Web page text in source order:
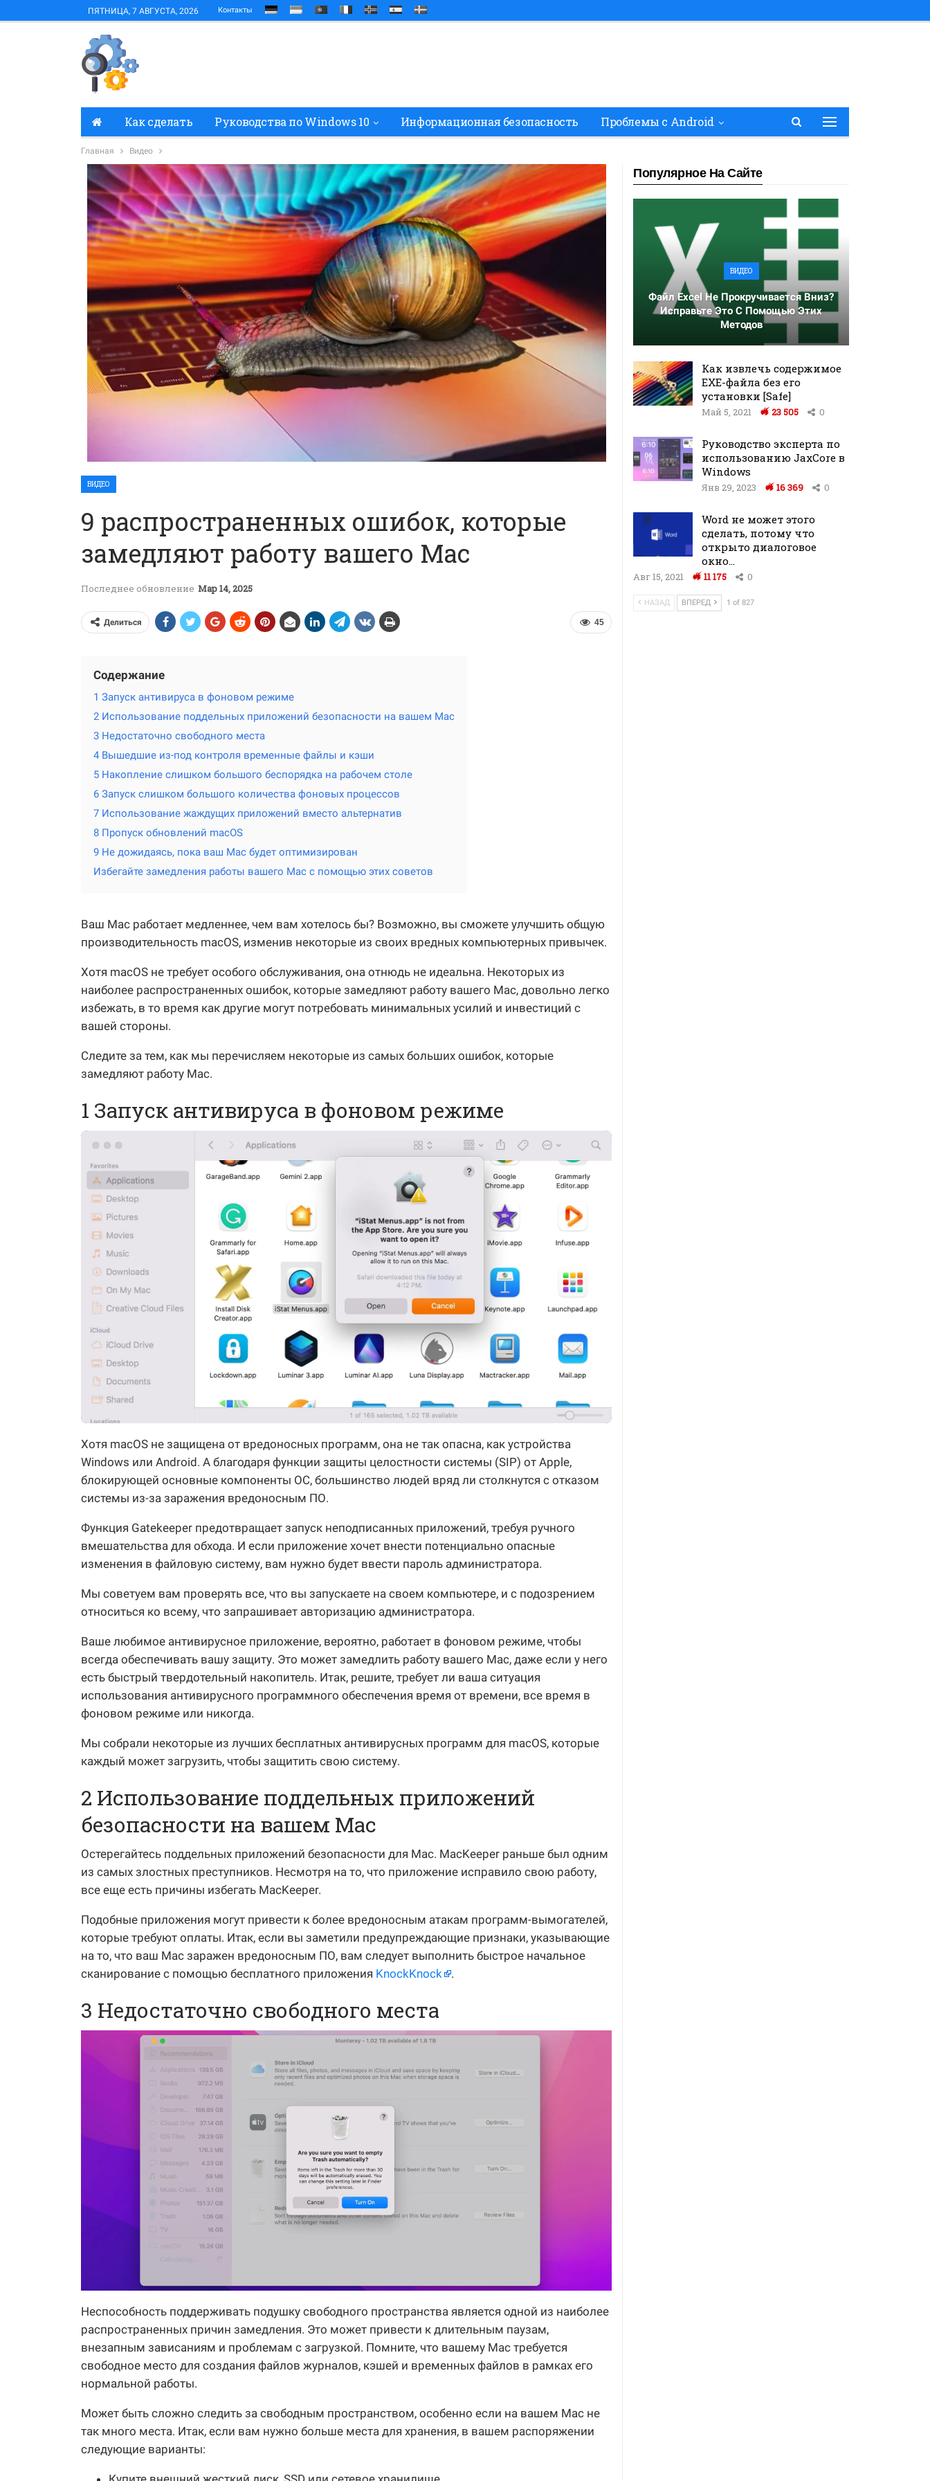
ПЯТНИЦА, 7 АВГУСТА, 2026 Контакты
Как сделать Руководства по Windows 10 Информационная безопасность Проблемы с Android
Главная Видео
ВИДЕО
9 распространенных ошибок, которые
замедляют работу вашего Mac
Последнее обновление Мар 14, 2025
45
Делиться
Содержание
1 Запуск антивируса в фоновом режиме
2 Использование поддельных приложений безопасности на вашем Mac
3 Недостаточно свободного места
4 Вышедшие из-под контроля временные файлы и кэши
5 Накопление слишком большого беспорядка на рабочем столе
6 Запуск слишком большого количества фоновых процессов
7 Использование жаждущих приложений вместо альтернатив
8 Пропуск обновлений macOS
9 Не дожидаясь, пока ваш Mac будет оптимизирован
Избегайте замедления работы вашего Mac с помощью этих советов
Ваш Mac работает медленнее, чем вам хотелось бы? Возможно, вы сможете улучшить общую
производительность macOS, изменив некоторые из своих вредных компьютерных привычек.
Хотя macOS не требует особого обслуживания, она отнюдь не идеальна. Некоторых из
наиболее распространенных ошибок, которые замедляют работу вашего Mac, довольно легко
избежать, в то время как другие могут потребовать минимальных усилий и инвестиций с
вашей стороны.
Следите за тем, как мы перечисляем некоторые из самых больших ошибок, которые
замедляют работу Mac.
1 Запуск антивируса в фоновом режиме
Хотя macOS не защищена от вредоносных программ, она не так опасна, как устройства
Windows или Android. А благодаря функции защиты целостности системы (SIP) от Apple,
блокирующей основные компоненты ОС, большинство людей вряд ли столкнутся с отказом
системы из-за заражения вредоносным ПО.
Функция Gatekeeper предотвращает запуск неподписанных приложений, требуя ручного
вмешательства для обхода. И если приложение хочет внести потенциально опасные
изменения в файловую систему, вам нужно будет ввести пароль администратора.
Мы советуем вам проверять все, что вы запускаете на своем компьютере, и с подозрением
относиться ко всему, что запрашивает авторизацию администратора.
Ваше любимое антивирусное приложение, вероятно, работает в фоновом режиме, чтобы
всегда обеспечивать вашу защиту. Это может замедлить работу вашего Mac, даже если у него
есть быстрый твердотельный накопитель. Итак, решите, требует ли ваша ситуация
использования антивирусного программного обеспечения время от времени, все время в
фоновом режиме или никогда.
Мы собрали некоторые из лучших бесплатных антивирусных программ для macOS, которые
каждый может загрузить, чтобы защитить свою систему.
2 Использование поддельных приложений
безопасности на вашем Mac
Остерегайтесь поддельных приложений безопасности для Mac. MacKeeper раньше был одним
из самых злостных преступников. Несмотря на то, что приложение исправило свою работу,
все еще есть причины избегать MacKeeper.
Подобные приложения могут привести к более вредоносным атакам программ-вымогателей,
которые требуют оплаты. Итак, если вы заметили предупреждающие признаки, указывающие
на то, что ваш Mac заражен вредоносным ПО, вам следует выполнить быстрое начальное
сканирование с помощью бесплатного приложения KnockKnock .
3 Недостаточно свободного места
Неспособность поддерживать подушку свободного пространства является одной из наиболее
распространенных причин замедления. Это может привести к длительным паузам,
внезапным зависаниям и проблемам с загрузкой. Помните, что вашему Mac требуется
свободное место для создания файлов журналов, кэшей и временных файлов в рамках его
нормальной работы.
Может быть сложно следить за свободным пространством, особенно если на вашем Mac не
так много места. Итак, если вам нужно больше места для хранения, в вашем распоряжении
следующие варианты:
Популярное На Сайте
ВИДЕО
Файл Excel Не Прокручивается Вниз?
Исправьте Это С Помощью Этих
Методов
Как извлечь содержимое
EXE-файла без его
установки [Safe]
Май 5, 2021 23 505 0
Руководство эксперта по
использованию JaxCore в
Windows
Янв 29, 2023 16 369 0
Word не может этого
сделать, потому что
открыто диалоговое
окно…
Авг 15, 2021 11 175 0
НАЗАД ВПЕРЕД 1 of 827